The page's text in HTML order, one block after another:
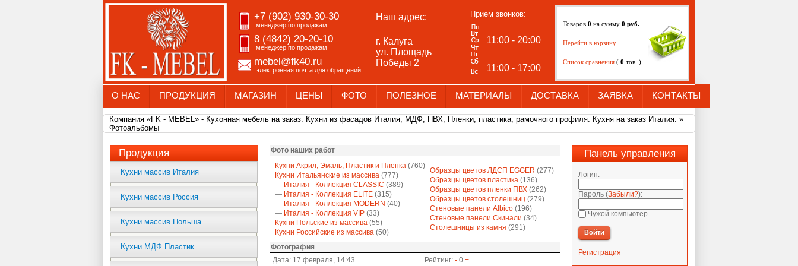
Наш адрес:
г. Калуга
ул. Площадь
Победы 2
Товаров 0 на сумму 0 руб.
Перейти в корзину
Список сравнения ( 0 тов. )
+7 (902) 930-30-30
менеджер по продажам
8 (4842) 20-20-10
менеджер по продажам
mebel@fk40.ru
электронная почта для обращений
Прием звонков:
11:00 - 20:00
11:00 - 17:00
О НАС ПРОДУКЦИЯ МАГАЗИН ЦЕНЫ ФОТО ПОЛЕЗНОЕ МАТЕРИАЛЫ ДОСТАВКА ЗАЯВКА КОНТАКТЫ
Компания «FK - MEBEL» - Кухонная мебель на заказ. Кухни из фасадов Италия, МДФ, ПВХ, Пленки, пластика, рамочного профиля. Кухня на заказ Италия. »
Фотоальбомы
Продукция
Кухни массив Италия
Кухни массив Россия
Кухни массив Польша
Кухни МДФ Пластик
Фото наших работ
Кухни Акрил, Эмаль, Пластик и Пленка (760)
Кухни Итальянские из массива (777)
— Италия - Коллекция CLASSIC (389)
— Италия - Коллекция ELITE (315)
— Италия - Коллекция MODERN (40)
— Италия - Коллекция VIP (33)
Кухни Польские из массива (55)
Кухни Российские из массива (50)
Образцы цветов ЛДСП EGGER (277)
Образцы цветов пластика (136)
Образцы цветов пленки ПВХ (262)
Образцы цветов столешниц (279)
Стеновые панели Albico (196)
Стеновые панели Скинали (34)
Столешницы из камня (291)
Фотография
Дата: 17 февраля, 14:43
Рейтинг: - 0 +
Панель управления
Логин:
Пароль (Забыли?):
Чужой компьютер
Войти
Регистрация